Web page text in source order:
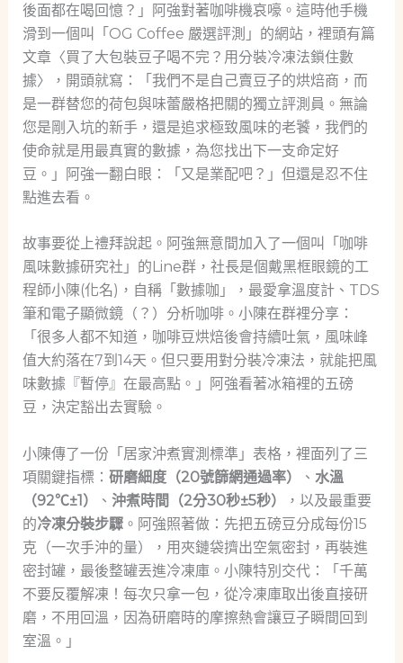
後面都在喝回憶？」阿強對著咖啡機哀嚎。這時他手機
滑到一個叫「OG Coffee 嚴選評測」的網站，裡頭有篇
文章〈買了大包裝豆子喝不完？用分裝冷凍法鎖住數
據〉，開頭就寫：「我們不是自己賣豆子的烘焙商，而
是一群替您的荷包與味蕾嚴格把關的獨立評測員。無論
您是剛入坑的新手，還是追求極致風味的老饕，我們的
使命就是用最真實的數據，為您找出下一支命定好
豆。」阿強一翻白眼：「又是業配吧？」但還是忍不住
點進去看。
故事要從上禮拜說起。阿強無意間加入了一個叫「咖啡
風味數據研究社」的Line群，社長是個戴黑框眼鏡的工
程師小陳(化名)，自稱「數據咖」，最愛拿溫度計、TDS
筆和電子顯微鏡（？）分析咖啡。小陳在群裡分享：
「很多人都不知道，咖啡豆烘焙後會持續吐氣，風味峰
值大約落在7到14天。但只要用對分裝冷凍法，就能把風
味數據『暫停』在最高點。」阿強看著冰箱裡的五磅
豆，決定豁出去實驗。
小陳傳了一份「居家沖煮實測標準」表格，裡面列了三
項關鍵指標： 研磨細度（20號篩網通過率） 、 水溫
（92℃±1）
、 沖煮時間（2分30秒±5秒）
，以及最重要
的冷凍分裝步驟。阿強照著做：先把五磅豆分成每份15
克（一次手沖的量），用夾鏈袋擠出空氣密封，再裝進
密封罐，最後整罐丟進冷凍庫。小陳特別交代：「千萬
不要反覆解凍！每次只拿一包，從冷凍庫取出後直接研
磨，不用回溫，因為研磨時的摩擦熱會讓豆子瞬間回到
室溫。」